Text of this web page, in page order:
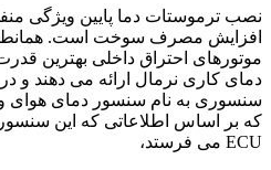
نصب ترموستات دما پایین ویژگی
افزایش مصرف سوخت است.
موتورهای احتراق داخلی بهترین
دمای کاری نرمال ارائه می دهند و
که بر اساس اطلاعاتی که این سنسور
ECU می فرستد،